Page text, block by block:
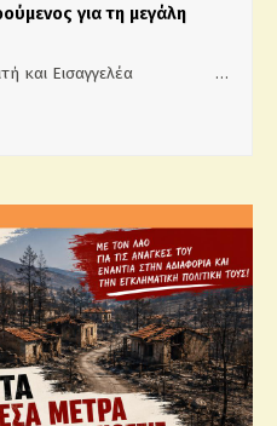
για τη μεγάλη
και Εισαγγελέα …